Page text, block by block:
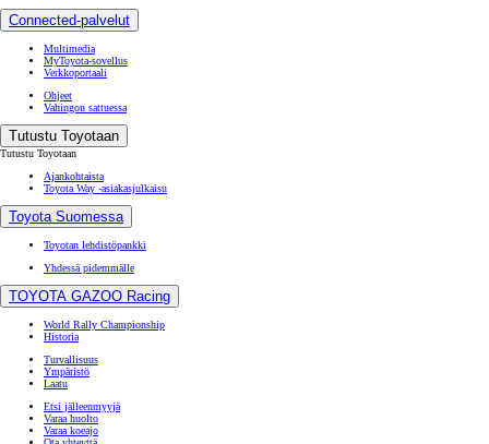
Connected-palvelut
Multimedia
MyToyota-sovellus
Verkkoportaali
Ohjeet
Vahingon sattuessa
Tutustu Toyotaan
Tutustu Toyotaan
Ajankohtaista
Toyota Way -asiakasjulkaisu
Toyota Suomessa
Toyotan lehdistöpankki
Yhdessä pidemmälle
TOYOTA GAZOO Racing
World Rally Championship
Historia
Turvallisuus
Ympäristö
Laatu
Etsi jälleenmyyjä
Varaa huolto
Varaa koeajo